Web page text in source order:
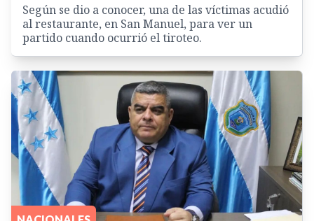
Según se dio a conocer, una de las víctimas acudió
al restaurante, en San Manuel, para ver un
partido cuando ocurrió el tiroteo.